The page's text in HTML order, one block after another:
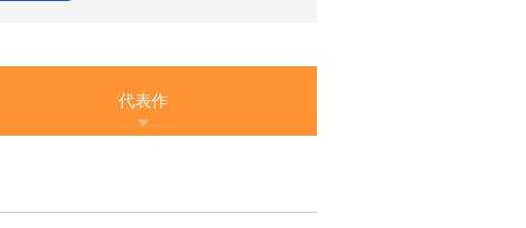
代表作